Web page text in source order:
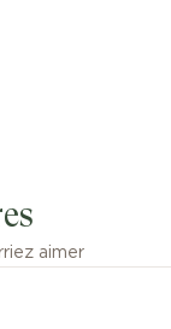
de la
aimer